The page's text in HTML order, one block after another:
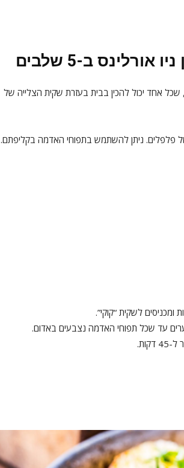
ב-5 שלבים
אחד יכול להכין בבית בעזרת שקית הצלייה של
פלפלים. ניתן להשתמש בתפוחי האדמה בקליפתם.